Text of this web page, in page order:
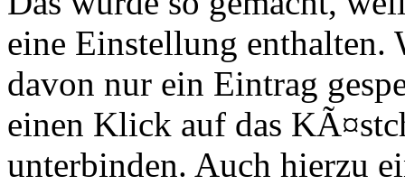
eine Einstellung enthalten.
davon nur ein Eintrag
einen Klick auf das
unterbinden. Auch hierzu